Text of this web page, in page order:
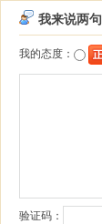
我来说两句
我的态度：
验证码：